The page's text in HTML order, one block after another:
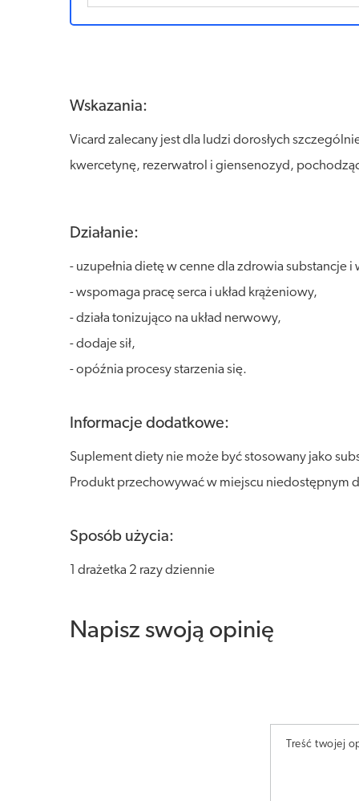
Wskazania:
Vicard zalecany jest dla ludzi dorosłych
kwercetynę, rezerwatrol i giensenozyd,
Działanie:
- uzupełnia dietę w cenne dla zdrowia substancje i
- wspomaga pracę serca i układ krążeniowy,
- działa tonizująco na układ nerwowy,
- dodaje sił,
- opóźnia procesy starzenia się.
Informacje dodatkowe:
Suplement diety nie może być stosowany jako
Produkt przechowywać w miejscu niedostępnym
Sposób użycia:
1 drażetka 2 razy dziennie
Napisz swoją opinię
Treść twojej